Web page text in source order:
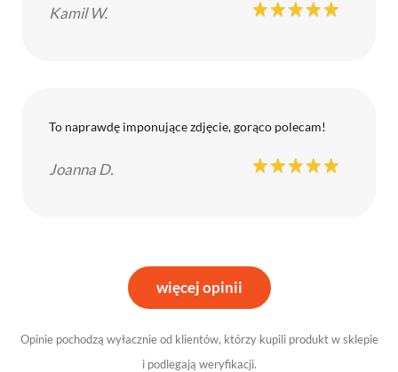
Kamil W.
To naprawdę imponujące zdjęcie, gorąco polecam!
Joanna D.
więcej opinii
Opinie pochodzą wyłacznie od klientów, którzy kupili produkt w sklepie
i podlegają weryfikacji.